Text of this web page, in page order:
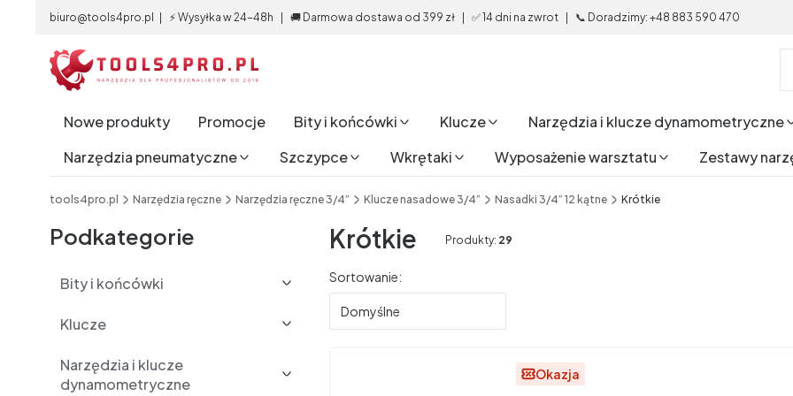
biuro@tools4pro.pl | ⚡ Wysyłka w 24-48h | 🚚 Darmowa dostawa od 399 zł | ✅ 14 dni na zwrot | 📞 Doradzimy: +48 883 590 470
Nowe produkty Promocje Bity i końcówki Klucze Narzędzia i klucze dynamometryczne
Narzędzia pneumatyczne
Szczypce Wkrętaki Wyposażenie warsztatu Zestawy
tools4pro.pl Narzędzia ręczne Narzędzia ręczne 3/4” Klucze nasadowe 3/4” Nasadki 3/4” 12 kątne Krótkie
Podkategorie
Bity i końcówki
Klucze
Narzędzia i klucze
dynamometryczne
Krótkie Produkty: 29
Lista produktów
Sortowanie:
Domyślne
Okazja